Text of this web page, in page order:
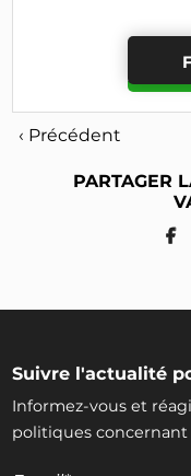
‹ Précédent
PARTAGER
Suivre l'actualité
Informez-vous et
politiques concernant